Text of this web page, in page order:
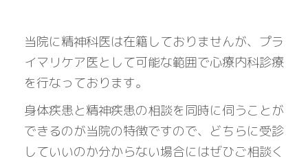
当院に精神科医は在籍しておりませんが、プラ
イマリケア医として可能な範囲で心療内科診療
を行なっております。
身体疾患と精神疾患の相談を同時に伺うことが
できるのが当院の特徴ですので、どちらに受診
していいのか分からない場合にはぜひご相談く